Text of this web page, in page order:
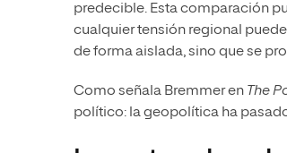
predecible. Esta comparación
cualquier tensión regional
de forma aislada, sino que se
Como señala Bremmer en The
político: la geopolítica ha